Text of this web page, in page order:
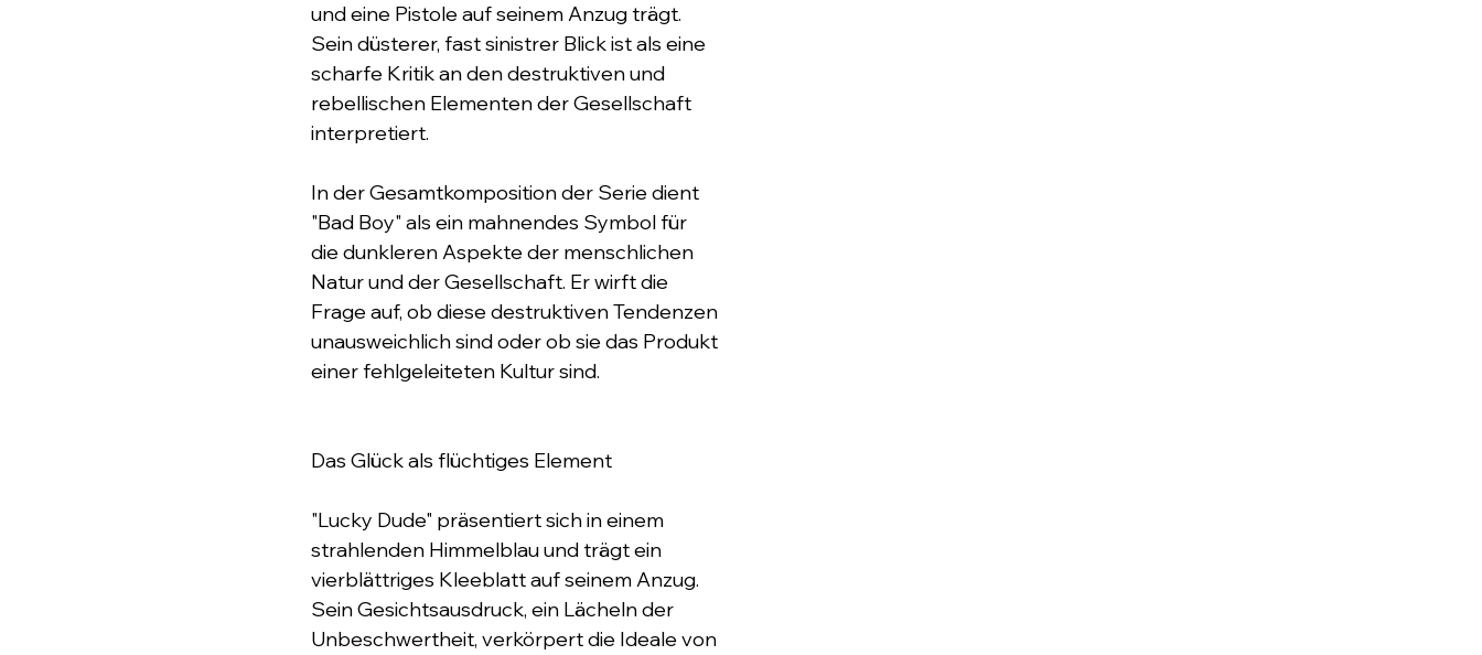
und eine Pistole auf seinem Anzug trägt.
Sein düsterer, fast sinistrer Blick ist als eine
scharfe Kritik an den destruktiven und
rebellischen Elementen der Gesellschaft
interpretiert.
In der Gesamtkomposition der Serie dient
"Bad Boy" als ein mahnendes Symbol für
die dunkleren Aspekte der menschlichen
Natur und der Gesellschaft. Er wirft die
Frage auf, ob diese destruktiven Tendenzen
unausweichlich sind oder ob sie das Produkt
einer fehlgeleiteten Kultur sind.
Das Glück als flüchtiges Element
"Lucky Dude" präsentiert sich in einem
strahlenden Himmelblau und trägt ein
vierblättriges Kleeblatt auf seinem Anzug.
Sein Gesichtsausdruck, ein Lächeln der
Unbeschwertheit, verkörpert die Ideale von